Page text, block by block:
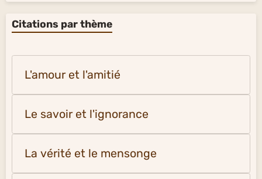
Citations par thème
L'amour et l'amitié
Le savoir et l'ignorance
La vérité et le mensonge